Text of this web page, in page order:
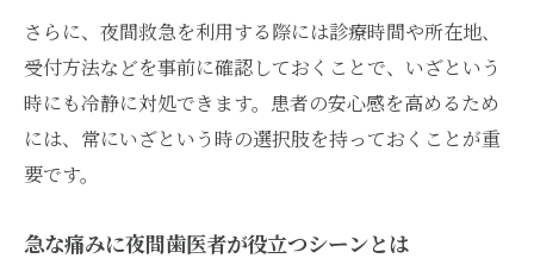
さらに、夜間救急を利用する際には診療時間や所在地、
受付方法などを事前に確認しておくことで、いざという
時にも冷静に対処できます。患者の安心感を高めるため
には、常にいざという時の選択肢を持っておくことが重
要です。
急な痛みに夜間歯医者が役立つシーンとは